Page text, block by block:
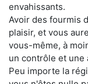
envahissants.
Avoir des fourmis
plaisir, et vous
vous-même, à
un contrôle et une
Peu importe la